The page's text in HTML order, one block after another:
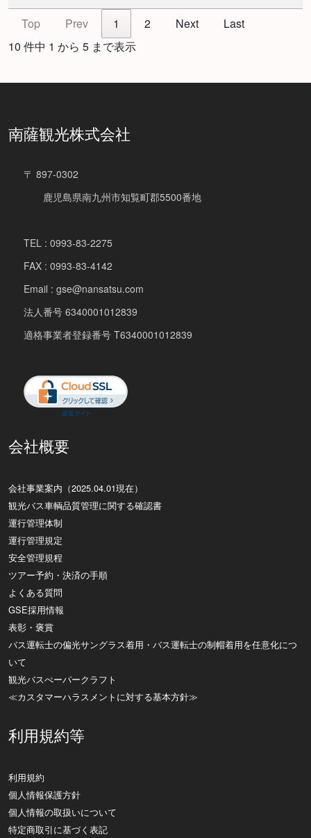
Top Prev 1 2 Next
Last
10 件中 1 から 5 まで表示
南薩観光株式会社
〒 897-0302
鹿児島県南九州市知覧町郡5500番地
TEL : 0993-83-2275
FAX : 0993-83-4142
Email : gse@nansatsu.com
法人番号 6340001012839
適格事業者登録番号 T6340001012839
会社概要
会社事業案内（2025.04.01現在）
観光バス車輌品質管理に関する確認書
運行管理体制
運行管理規定
安全管理規程
ツアー予約・決済の手順
よくある質問
GSE採用情報
表彰・褒賞
バス運転士の偏光サングラス着用・バス運転士の制帽着用を任意化につ
いて
観光バスぺーパークラフト
≪カスタマーハラスメントに対する基本方針≫
利用規約等
利用規約
個人情報保護方針
個人情報の取扱いについて
特定商取引に基づく表記